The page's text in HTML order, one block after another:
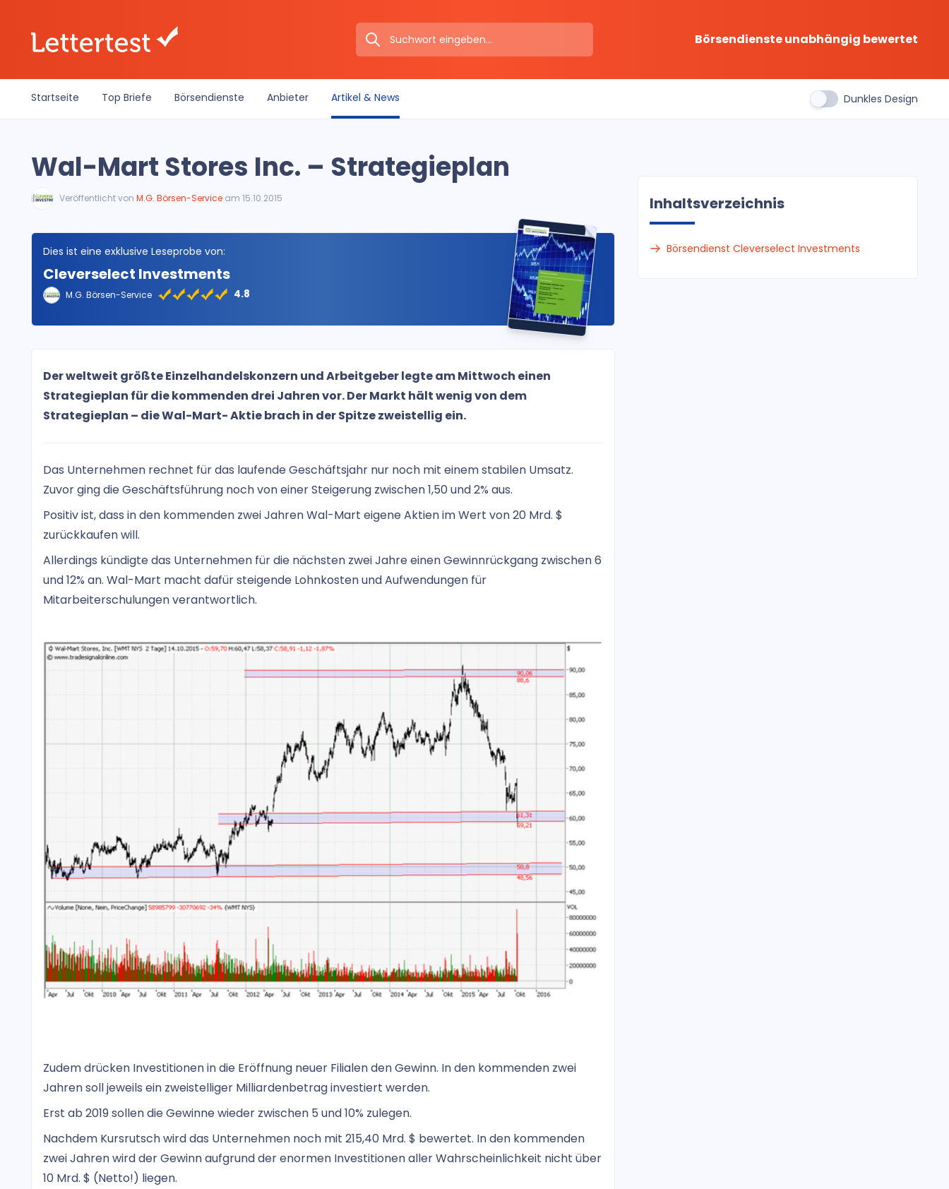
Börsendienste unabhängig bewertet
Startseite Top Briefe Börsendienste Anbieter Artikel & News Dunkles Design
Wal-Mart Stores Inc. – Strategieplan
Veröffentlicht von M.G. Börsen-Service am 15.10.2015
Dies ist eine exklusive Leseprobe von:
Cleverselect Investments
M.G. Börsen-Service 4.8
Der weltweit größte Einzelhandelskonzern und Arbeitgeber legte am Mittwoch einen
Strategieplan für die kommenden drei Jahren vor. Der Markt hält wenig von dem
Strategieplan – die Wal-Mart- Aktie brach in der Spitze zweistellig ein.
Das Unternehmen rechnet für das laufende Geschäftsjahr nur noch mit einem stabilen Umsatz.
Zuvor ging die Geschäftsführung noch von einer Steigerung zwischen 1,50 und 2% aus.
Positiv ist, dass in den kommenden zwei Jahren Wal-Mart eigene Aktien im Wert von 20 Mrd. $
zurückkaufen will.
Allerdings kündigte das Unternehmen für die nächsten zwei Jahre einen Gewinnrückgang zwischen 6
und 12% an. Wal-Mart macht dafür steigende Lohnkosten und Aufwendungen für
Mitarbeiterschulungen verantwortlich.
Zudem drücken Investitionen in die Eröffnung neuer Filialen den Gewinn. In den kommenden zwei
Jahren soll jeweils ein zweistelliger Milliardenbetrag investiert werden.
Erst ab 2019 sollen die Gewinne wieder zwischen 5 und 10% zulegen.
Nachdem Kursrutsch wird das Unternehmen noch mit 215,40 Mrd. $ bewertet. In den kommenden
zwei Jahren wird der Gewinn aufgrund der enormen Investitionen aller Wahrscheinlichkeit nicht über
10 Mrd. $ (Netto!) liegen.
Inhaltsverzeichnis
Börsendienst Cleverselect Investments